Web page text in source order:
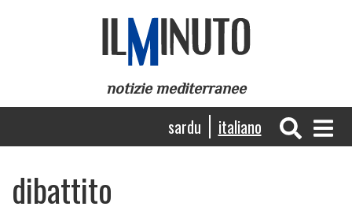
notizie mediterranee
Navigazione
principale
sardu italiano
dibattito